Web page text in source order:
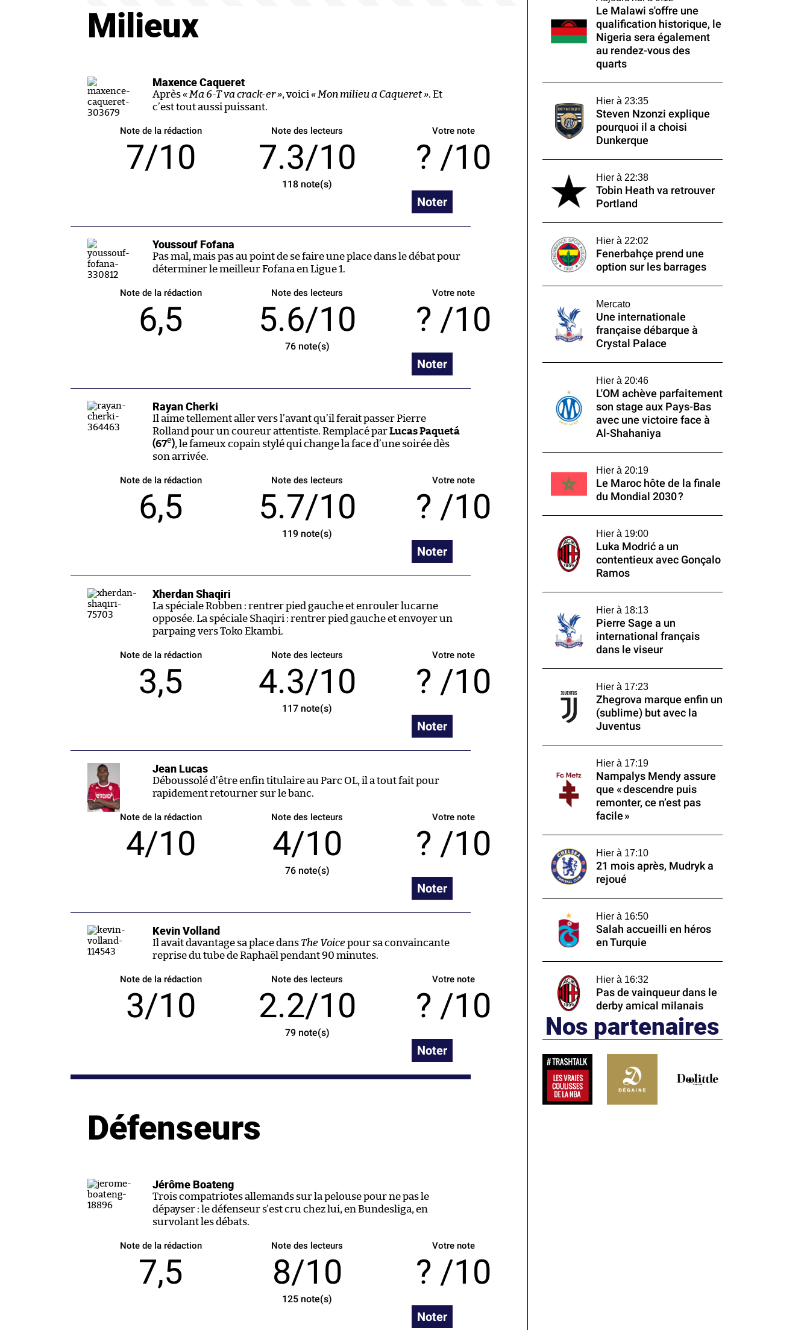
Milieux
Maxence Caqueret
Après« Ma 6-T va crack-er », voici « Mon milieu a Caqueret ». Et
c’est tout aussi puissant.
Note de la rédaction
7/10
Note des lecteurs
7.3/10
118 note(s)
Votre note
/10
Noter
Youssouf Fofana
Pas mal, mais pas au point de se faire une place dans le débat pour
déterminer le meilleur Fofana en Ligue 1.
Note de la rédaction
6,5
Note des lecteurs
5.6/10
76note(s)
Votre note
/10
Noter
Rayan Cherki
Il aime tellement aller vers l’avant qu’il ferait passer Pierre
Rolland pour un coureur attentiste. Remplacé parLucas Paquetá
(67e), le fameux copain stylé qui change la face d’une soirée dès
son arrivée.
Note de la rédaction
6,5
Note des lecteurs
5.7/10
119 note(s)
Votre note
/10
Noter
Xherdan Shaqiri
La spéciale Robben : rentrer pied gauche et enrouler lucarne
opposée. La spéciale Shaqiri : rentrer pied gauche et envoyer un
parpaing vers Toko Ekambi.
Note de la rédaction
3,5
Note des lecteurs
4.3/10
117 note(s)
Votre note
/10
Noter
Jean Lucas
Déboussolé d’être enfin titulaire au Parc OL, il a tout fait pour
rapidement retourner sur le banc.
Note de la rédaction
4/10
Note des lecteurs
4/10
76note(s)
Votre note
/10
Noter
Kevin Volland
Il avait davantage sa place dans The Voicepour sa convaincante
reprise du tube de Raphaël pendant 90 minutes.
Note de la rédaction
3/10
Note des lecteurs
2.2/10
79note(s)
Votre note
/10
Noter
Défenseurs
Jérôme Boateng
Trois compatriotes allemands sur la pelouse pour ne pas le
dépayser : le défenseur s’est cru chez lui, en Bundesliga, en
survolant les débats.
Note de la rédaction
7,5
Note des lecteurs
8/10
125 note(s)
Votre note
/10
Noter
Le Malawi s'offre une
qualification historique, le
Nigeria sera également
au rendez-vous des
quarts
Hier à 23:35
Steven Nzonzi explique
pourquoi il a choisi
Dunkerque
Hier à 22:38
Tobin Heath va retrouver
Portland
Hier à 22:02
Fenerbahçe prend une
option sur les barrages
Mercato
Une internationale
française débarque à
Crystal Palace
Hier à 20:46
L'OM achève parfaitement
son stage aux Pays-Bas
avec une victoire face à
Al-Shahaniya
Hier à 20:19
Le Maroc hôte de la finale
du Mondial 2030 ?
Hier à 19:00
Luka Modrić a un
contentieux avec Gonçalo
Ramos
Hier à 18:13
Pierre Sage a un
international français
dans le viseur
Hier à 17:23
Zhegrova marque enfin un
(sublime) but avec la
Juventus
Hier à 17:19
Nampalys Mendy assure
que « descendre puis
remonter, ce n’est pas
facile »
Hier à 17:10
21 mois après, Mudryk a
rejoué
Hier à 16:50
Salah accueilli en héros
en Turquie
Hier à 16:32
Pas de vainqueur dans le
derby amical milanais
Nos partenaires